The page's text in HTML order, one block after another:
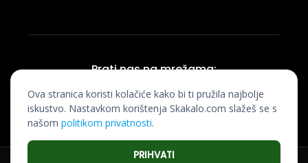
Prati nas na mrežama:
Ova stranica koristi kolačiće kako bi ti pružila najbolje
iskustvo. Nastavkom korištenja Skakalo.com slažeš se s
našom politikom privatnosti.
PRIHVATI